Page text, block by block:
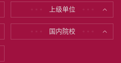
上级单位
国内院校